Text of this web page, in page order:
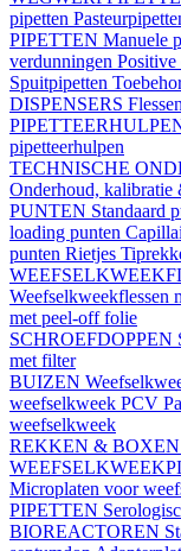
pipetten
PIPETTEN Manuele
verdunningen Positive
Spuitpipetten
DISPENSERS
pipetteerhulpen
TECHNISCHE
Onderhoud, kalibratie
PUNTEN Standaard
loading punten
punten Rietjes
Weefselkweekflessen
met peel-off folie
SCHROEFDOPPEN
met filter
BUIZEN
weefselkweek PCV
weefselkweek
REKKEN & BOXEN
Microplaten voor
PIPETTEN
BIOREACTOREN